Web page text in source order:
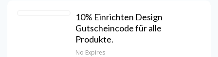
10% Einrichten Design
Gutscheincode für alle
Produkte.
No Expires